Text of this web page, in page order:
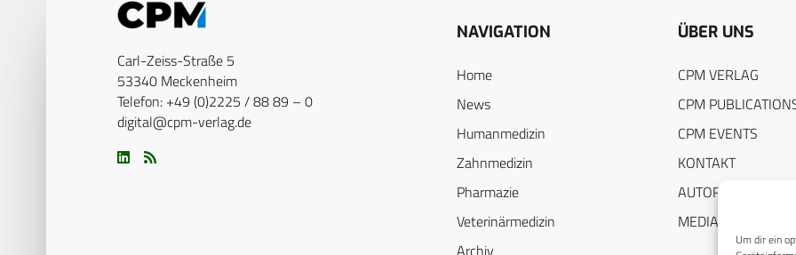
Um dir ein
Carl-Zeiss-Straße 5
53340 Meckenheim
Telefon: +49 (0)2225 / 88 89 – 0
digital@cpm-verlag.de
NAVIGATION
Home
News
Humanmedizin
Zahnmedizin
Pharmazie
Veterinärmedizin
ÜBER UNS
CPM VERLAG
CPM
CPM EVENTS
KONTAKT
AUTORENHINWEISE
MEDIADATEN